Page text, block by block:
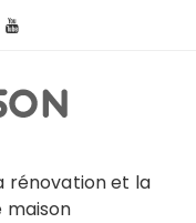
rénovation et la